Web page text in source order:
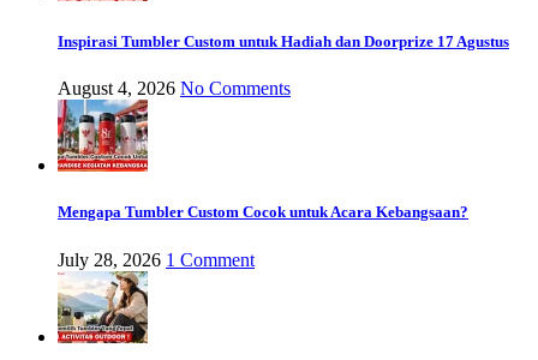
Inspirasi Tumbler Custom untuk Hadiah dan Doorprize 17 Agustus
August 4, 2026 No Comments
Mengapa Tumbler Custom Cocok untuk Acara Kebangsaan?
July 28, 2026 1 Comment